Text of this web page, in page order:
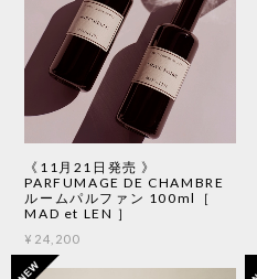
《11月21日発売 》
PARFUMAGE DE CHAMBRE
ルームパルファン 100ml［
MAD et LEN ］
¥24,200